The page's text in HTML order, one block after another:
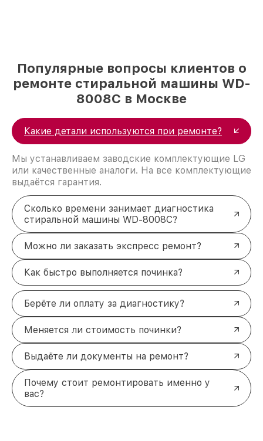
Популярные вопросы клиентов о
ремонте стиральной машины WD-
8008C в Москве
Какие детали используются при ремонте?
Мы устанавливаем заводские комплектующие LG
или качественные аналоги. На все комплектующие
выдаётся гарантия.
Сколько времени занимает диагностика
стиральной машины WD-8008C?
Можно ли заказать экспресс ремонт?
Как быстро выполняется починка?
Берёте ли оплату за диагностику?
Меняется ли стоимость починки?
Выдаёте ли документы на ремонт?
Почему стоит ремонтировать именно у
вас?